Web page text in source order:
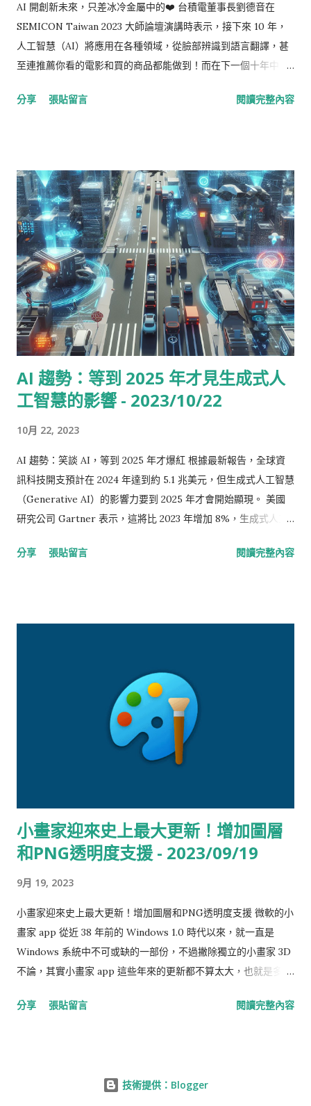
AI 開創新未來，只差冰冷金屬中的❤️ 台積電董事長劉德音在
SEMICON Taiwan 2023 大師論壇演講時表示，接下來 10 年，
人工智慧（AI）將應用在各種領域，從臉部辨識到語言翻譯，甚
至連推薦你看的電影和買的商品都能做到！而在下一個十年中，
甚至是電腦程式，甚至能夠設計出與人類打造的積體電路相媲美
AI 變得更聰明；第二，透過網路取得的大量訓練資料讓 AI 的學
習更有深度；最後，半導體技術的發展提升了節能運算的能力。
這三大逆天因素的結合，讓 AI 的發展跨越了一個又一個里程碑，
成就了一個又一個傳奇！ 半導體技術雅量橫生，AI 開箱即食 說
到 AI 的發展，我們不能忽略掉半導體技術的貢獻！從深藍超級電
腦到 GPT 模型，從 AlphaGo 到 ChatGPT，這些重大突破都是
依賴著當時領先的半導體技術實現的。沒想到 AI 和半導體像是緣
分般的邂逅，不僅顛覆了我們對科技的想像，還為半導體產業帶
來了龐大的商機！ 半導體尺寸縮小，AI 越來越強大 劉董解釋
到，自從半導體發明以來，技術一直在尺寸的微縮中持續演進，
企圖將更多的元件塞進晶片中。在過去的十多年中，整合技術已
經達到了一個新的層次，讓許多晶片可以整合到一個緊密且大規
中的元件數量成倍增加，還節省了能源，為 AI 提供了更強大的運
算能力。 👏 SoIC 技術破天荒，AI 效能提升疊千重 👏 製程微
縮、系統整合、運算能力提升，聽起來真是跟玩遊戲一樣好玩！
劉董進一步解釋道，AI 需要更多的運算能力和記憶體容量，而這
全賴著以 SoIC 技術為基礎的新發展。這種技術可以將運算晶片
省了空間和能源。看來 AI 在未來將越來越強大，單晶片容納不了
分享 張貼留言 閱讀完整內容
AI 趨勢：等到 2025 年才見生成式人
工智慧的影響 - 2023/10/22
10月 22, 2023
AI 趨勢：笑談 AI，等到 2025 年才爆紅 根據最新報告，全球資
訊科技開支預計在 2024 年達到約 5.1 兆美元，但生成式人工智慧
（Generative AI）的影響力要到 2025 年才會開始顯現。 美國
研究公司 Gartner 表示，這將比 2023 年增加 8%，生成式人工
年才會成為企業預算中的一個重要因素。 「然而，組織繼續投資
智慧戰略和故事起到關鍵作用。」 生成式人工智慧遭到過度炒作
Gartner 的最新報告與其最近的研究相吻合，該研究將生成式人
工智慧定位為2023年新興技術的「虛假期望頂峰」，僅次於AI增
強軟件工程和雲技術。 生成式人工智慧因微軟支持的 Open AI
推出的與人對話的平台 ChatGPT 而備受矚目，引發了科技公司
進展停滯不前或幾乎沒有進展的狀態。 Gartner 將「變革性的好
處」定義為「在各行業中創造新的業務方式，導致行業動態出現
重大變化」。 「生成式人工智慧雖然尚未對IT開支產生實質影
中表示。 軟件和雲技術將主導IT開支增長 根據報告，2024年的
IT開支增長將由軟件主導，預計增長近14%，超過1兆美元。 IT
服務類別也預計實現10.4%的雙位數增長，價值將達到近1.55兆美
元。 這兩個領域將主要受到雲的推動，因為全球公共雲服務的開
支預計在2024年激增20.4%，原因是雲供應商價格上漲和使用量
9.5%、4.8%和3.3%，最後一個類別的價值接近1.5兆美元，
分享 張貼留言 閱讀完整內容
小畫家迎來史上最大更新！增加圖層
和PNG透明度支援 - 2023/09/19
9月 19, 2023
小畫家迎來史上最大更新！增加圖層和PNG透明度支援 微軟的小
畫家 app 從近 38 年前的 Windows 1.0 時代以來，就一直是
Windows 系統中不可或缺的一部份，不過撇除獨立的小畫家 3D
不論，其實小畫家 app 這些年來的更新都不算太大，也就是多了
家將要迎來史上最大的更新了！😱 在一篇部落格文章中，微軟產
麼重大的變革，之前小畫家都沒有圖層，所有的筆觸都會影響整
分享 張貼留言 閱讀完整內容
技術提供：Blogger